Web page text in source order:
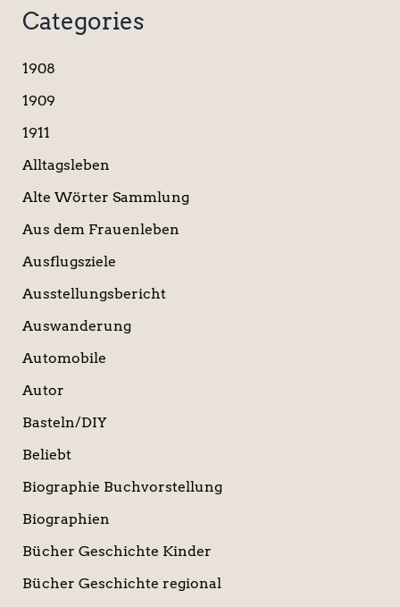
c
h
n
a
h
Categories
1908
1909
1911
Alltagsleben
Alte Wörter Sammlung
Aus dem Frauenleben
Ausflugsziele
Ausstellungsbericht
Auswanderung
Automobile
Autor
Basteln/DIY
Beliebt
Biographie Buchvorstellung
Biographien
Bücher Geschichte Kinder
Bücher Geschichte regional